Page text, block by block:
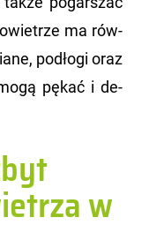
ma rów­
pod­ło­gi oraz
pękać i de­
w